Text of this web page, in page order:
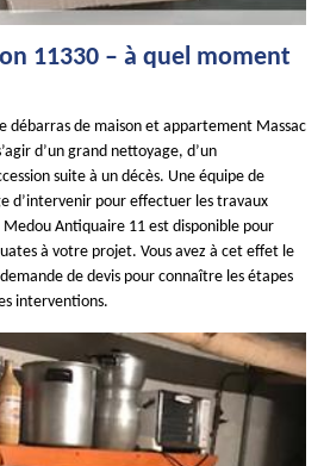
11330 – à quel moment
débarras de maison et appartement Massac
d’un grand nettoyage, d’un
suite à un décès. Une équipe de
d’intervenir pour effectuer les travaux
Antiquaire 11 est disponible pour
à votre projet. Vous avez à cet effet le
de devis pour connaître les étapes
interventions.